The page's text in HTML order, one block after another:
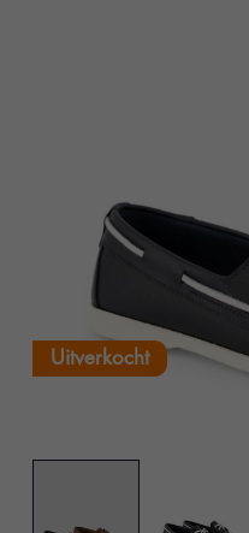
Uitverkocht